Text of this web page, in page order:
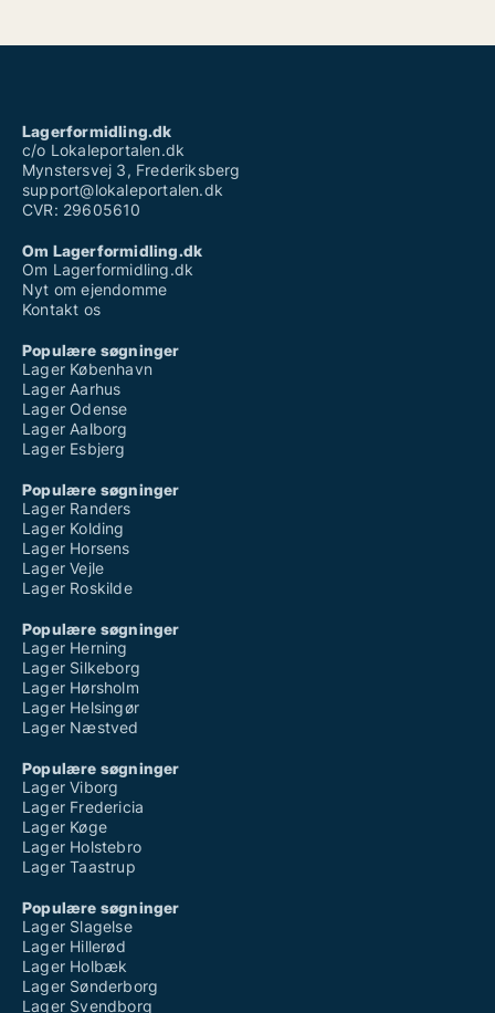
Lagerformidling.dk
c/o Lokaleportalen.dk
Mynstersvej 3, Frederiksberg
support@lokaleportalen.dk
CVR: 29605610
Om Lagerformidling.dk
Om Lagerformidling.dk
Nyt om ejendomme
Kontakt os
Populære søgninger
Lager København
Lager Aarhus
Lager Odense
Lager Aalborg
Lager Esbjerg
Populære søgninger
Lager Randers
Lager Kolding
Lager Horsens
Lager Vejle
Lager Roskilde
Populære søgninger
Lager Herning
Lager Silkeborg
Lager Hørsholm
Lager Helsingør
Lager Næstved
Populære søgninger
Lager Viborg
Lager Fredericia
Lager Køge
Lager Holstebro
Lager Taastrup
Populære søgninger
Lager Slagelse
Lager Hillerød
Lager Holbæk
Lager Sønderborg
Lager Svendborg